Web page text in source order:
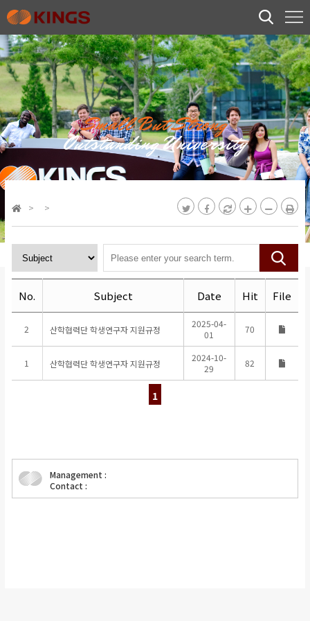
Small But Strong
Outstanding University
> >
No. Subject Date Hit File
2 산학협력단 학생연구자 지원규정
2025-04-
01
70
1 산학협력단 학생연구자 지원규정
2024-10-
29
82
1
Management :
Contact :